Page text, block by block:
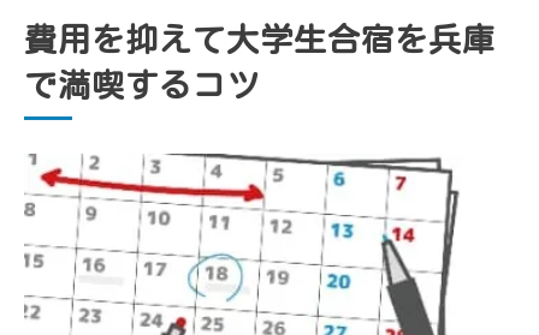
術
大学生合宿で使える兵庫の割引サービス活
大学生旅行の思い出作りに兵庫のユニーク合宿
体験
大学生合宿で特別な思い出作り兵庫の体験
型企画
兵庫の自然を満喫できる大学生合宿体験が
費用を抑えて大学生合宿を兵庫
で満喫するコツ